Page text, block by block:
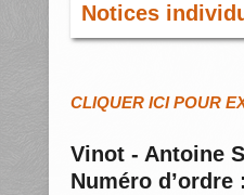
Notices
CLIQUER ICI POUR
Vinot - Antoine
Numéro d’ordre